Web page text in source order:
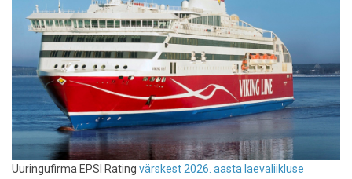
Uuringufirma EPSI Rating värskest 2026. aasta laevaliikluse